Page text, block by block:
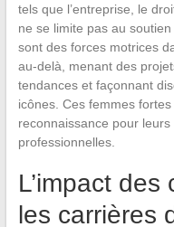
tels que l’entreprise, le
ne se limite pas au
sont des forces motrices
au-delà, menant des
tendances et façonnant
icônes. Ces femmes
reconnaissance pour
professionnelles.
L’impact
les carrières